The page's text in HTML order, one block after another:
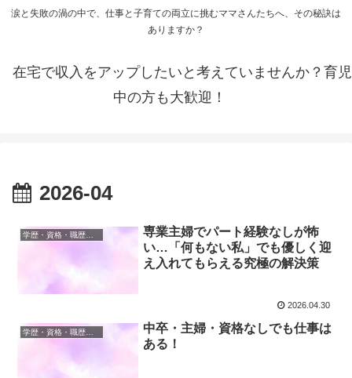
涙と失敗の渦の中で、仕事と子育ての両立に挑むママさんたちへ、その秘訣は
ありますか？
在宅で収入をアップしたいと考えていませんか？育児
中の方も大歓迎！
2026-04
学歴・資格・職歴ゼロの絶望と逆転
専業主婦でパート経験なしが怖
い…「何もない私」でも優しく迎
え入れてもらえる究極の解決策
2026.04.30
学歴・資格・職歴ゼロの絶望と逆転
中卒・主婦・資格なしでも仕事は
ある！